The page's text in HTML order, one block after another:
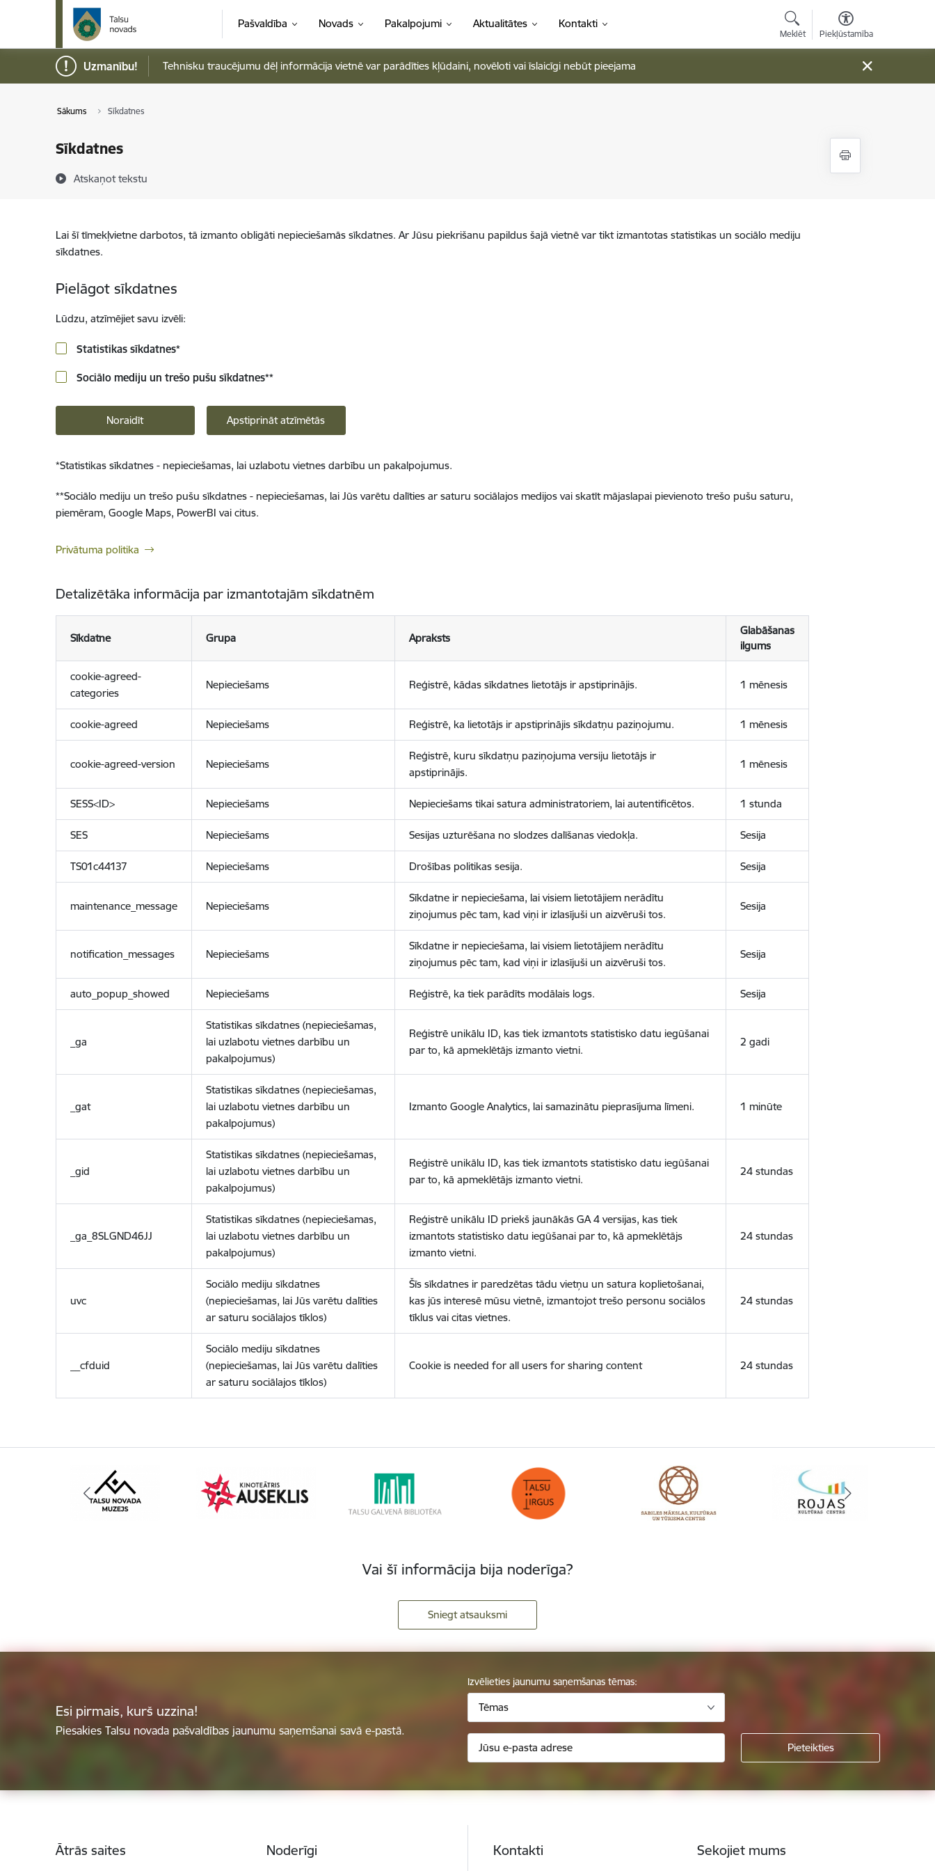
Pāriet uz lapas saturu
Pašvaldība Novads Pakalpojumi Aktualitātes Kontakti
Meklēt Piekļūstamība
Uzmanību! Tehnisku traucējumu dēļ informācija vietnē var parādīties kļūdaini, novēloti vai īslaicīgi nebūt pieejama
Sākums Sīkdatnes
Sīkdatnes
Atskaņot tekstu
Lai šī tīmekļvietne darbotos, tā izmanto obligāti nepieciešamās sīkdatnes. Ar Jūsu piekrišanu papildus šajā vietnē var tikt izmantotas statistikas un sociālo mediju
sīkdatnes.
Pielāgot sīkdatnes
Lūdzu, atzīmējiet savu izvēli:
Statistikas sīkdatnes*
Sociālo mediju un trešo pušu sīkdatnes**
Noraidīt Apstiprināt atzīmētās
*Statistikas sīkdatnes - nepieciešamas, lai uzlabotu vietnes darbību un pakalpojumus.
**Sociālo mediju un trešo pušu sīkdatnes - nepieciešamas, lai Jūs varētu dalīties ar saturu sociālajos medijos vai skatīt mājaslapai pievienoto trešo pušu saturu,
piemēram, Google Maps, PowerBI vai citus.
Privātuma politika
Detalizētāka informācija par izmantotajām sīkdatnēm
Sīkdatne Grupa Apraksts
Glabāšanas
ilgums
cookie-agreed-
categories
Nepieciešams Reģistrē, kādas sīkdatnes lietotājs ir apstiprinājis. 1 mēnesis
cookie-agreed Nepieciešams Reģistrē, ka lietotājs ir apstiprinājis sīkdatņu paziņojumu. 1 mēnesis
cookie-agreed-version Nepieciešams
Reģistrē, kuru sīkdatņu paziņojuma versiju lietotājs ir
apstiprinājis.
1 mēnesis
SESS<ID> Nepieciešams Nepieciešams tikai satura administratoriem, lai autentificētos. 1 stunda
SES Nepieciešams Sesijas uzturēšana no slodzes dalīšanas viedokļa. Sesija
TS01c44137 Nepieciešams Drošības politikas sesija. Sesija
maintenance_message Nepieciešams
Sīkdatne ir nepieciešama, lai visiem lietotājiem nerādītu
ziņojumus pēc tam, kad viņi ir izlasījuši un aizvēruši tos.
Sesija
notification_messages Nepieciešams
Sīkdatne ir nepieciešama, lai visiem lietotājiem nerādītu
ziņojumus pēc tam, kad viņi ir izlasījuši un aizvēruši tos.
Sesija
auto_popup_showed Nepieciešams Reģistrē, ka tiek parādīts modālais logs. Sesija
_ga
Statistikas sīkdatnes (nepieciešamas,
lai uzlabotu vietnes darbību un
pakalpojumus)
Reģistrē unikālu ID, kas tiek izmantots statistisko datu iegūšanai
par to, kā apmeklētājs izmanto vietni.
2 gadi
_gat
Statistikas sīkdatnes (nepieciešamas,
lai uzlabotu vietnes darbību un
pakalpojumus)
Izmanto Google Analytics, lai samazinātu pieprasījuma līmeni. 1 minūte
_gid
Statistikas sīkdatnes (nepieciešamas,
lai uzlabotu vietnes darbību un
pakalpojumus)
Reģistrē unikālu ID, kas tiek izmantots statistisko datu iegūšanai
par to, kā apmeklētājs izmanto vietni.
24 stundas
_ga_8SLGND46JJ
Statistikas sīkdatnes (nepieciešamas,
lai uzlabotu vietnes darbību un
pakalpojumus)
Reģistrē unikālu ID priekš jaunākās GA 4 versijas, kas tiek
izmantots statistisko datu iegūšanai par to, kā apmeklētājs
izmanto vietni.
24 stundas
uvc
Sociālo mediju sīkdatnes
(nepieciešamas, lai Jūs varētu dalīties
ar saturu sociālajos tīklos)
Šīs sīkdatnes ir paredzētas tādu vietņu un satura koplietošanai,
kas jūs interesē mūsu vietnē, izmantojot trešo personu sociālos
tīklus vai citas vietnes.
24 stundas
__cfduid
Sociālo mediju sīkdatnes
(nepieciešamas, lai Jūs varētu dalīties
ar saturu sociālajos tīklos)
Cookie is needed for all users for sharing content 24 stundas
Vai šī informācija bija noderīga?
Sniegt atsauksmi
Esi pirmais, kurš uzzina!
Piesakies Talsu novada pašvaldības jaunumu saņemšanai savā e-pastā.
Izvēlieties jaunumu saņemšanas tēmas:
Tēmas
Ātrās saites Noderīgi Kontakti Sekojiet mums